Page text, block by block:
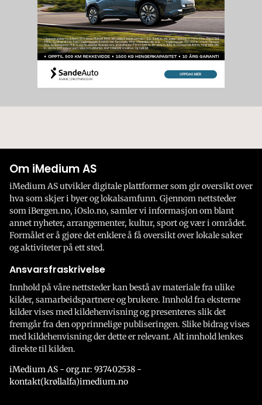
Om iMedium AS
iMedium AS utvikler digitale plattformer som gir oversikt over
hva som skjer i byer og lokalsamfunn. Gjennom nettsteder
som iBergen.no, iOslo.no, samler vi informasjon om blant
annet nyheter, arrangementer, kultur, sport og vær i området.
Formålet er å gjøre det enklere å få oversikt over lokale saker
og aktiviteter på ett sted.
Ansvarsfraskrivelse
Innhold på våre nettsteder kan bestå av materiale fra ulike
kilder, samarbeidspartnere og brukere. Innhold fra eksterne
kilder vises med kildehenvisning og presenteres slik det
fremgår fra den opprinnelige publiseringen. Slike bidrag vises
med kildehenvisning der dette er relevant. Alt innhold lenkes
direkte til kilden.
iMedium AS - org.nr: 937402538 -
kontakt(krøllalfa)imedium.no